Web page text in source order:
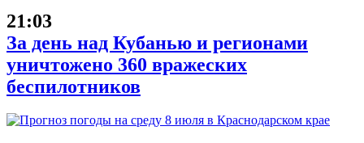
21:03
За день над Кубанью и регионами
уничтожено 360 вражеских
беспилотников